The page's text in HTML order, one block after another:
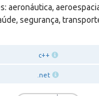
aeronáutica,
segurança,
c++
.net